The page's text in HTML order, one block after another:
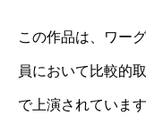
この作品は、ワー
員において比較的
で上演されていま